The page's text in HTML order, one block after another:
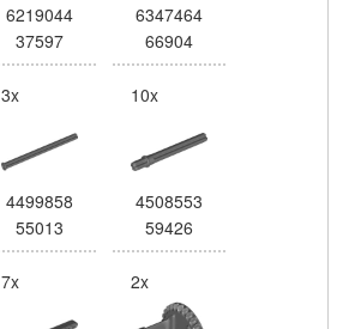
6219044
37597
6347464
66904
3x
4499858
55013
10x
4508553
59426
7x 2x